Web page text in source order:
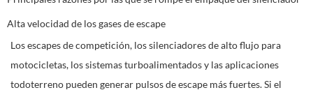
Alta velocidad de los gases de escape
Los escapes de competición, los silenciadores de alto flujo para
motocicletas, los sistemas turboalimentados y las aplicaciones
todoterreno pueden generar pulsos de escape más fuertes. Si el